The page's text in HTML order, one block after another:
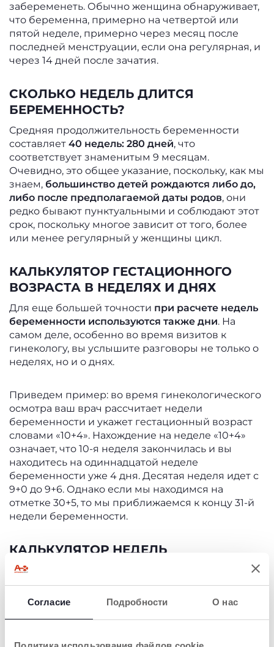
Согласие Подробности О нас
забеременеть. Обычно женщина обнаруживает,
что беременна, примерно на четвертой или
пятой неделе, примерно через месяц после
последней менструации, если она регулярная, и
через 14 дней после зачатия.
СКОЛЬКО НЕДЕЛЬ ДЛИТСЯ
БЕРЕМЕННОСТЬ?
Средняя продолжительность беременности
составляет 40 недель: 280 дней, что
соответствует знаменитым 9 месяцам.
Очевидно, это общее указание, поскольку, как мы
знаем, большинство детей рождаются либо до,
либо после предполагаемой даты родов, они
редко бывают пунктуальными и соблюдают этот
срок, поскольку многое зависит от того, более
или менее регулярный у женщины цикл.
КАЛЬКУЛЯТОР ГЕСТАЦИОННОГО
ВОЗРАСТА В НЕДЕЛЯХ И ДНЯХ
Для еще большей точности при расчете недель
беременности используются также дни. На
самом деле, особенно во время визитов к
гинекологу, вы услышите разговоры не только о
неделях, но и о днях.
Приведем пример: во время гинекологического
осмотра ваш врач рассчитает недели
беременности и укажет гестационный возраст
словами «10+4». Нахождение на неделе «10+4»
означает, что 10-я неделя закончилась и вы
находитесь на одиннадцатой неделе
беременности уже 4 дня. Десятая неделя идет с
9+0 до 9+6. Однако если мы находимся на
отметке 30+5, то мы приближаемся к концу 31-й
недели беременности.
КАЛЬКУЛЯТОР НЕДЕЛЬ
БЕРЕМЕННОСТИ И СООТВЕТСТВИЕ
МЕСЯЦЕВ
Между неделями и месяцами беременности
может оказаться весьма полезной: